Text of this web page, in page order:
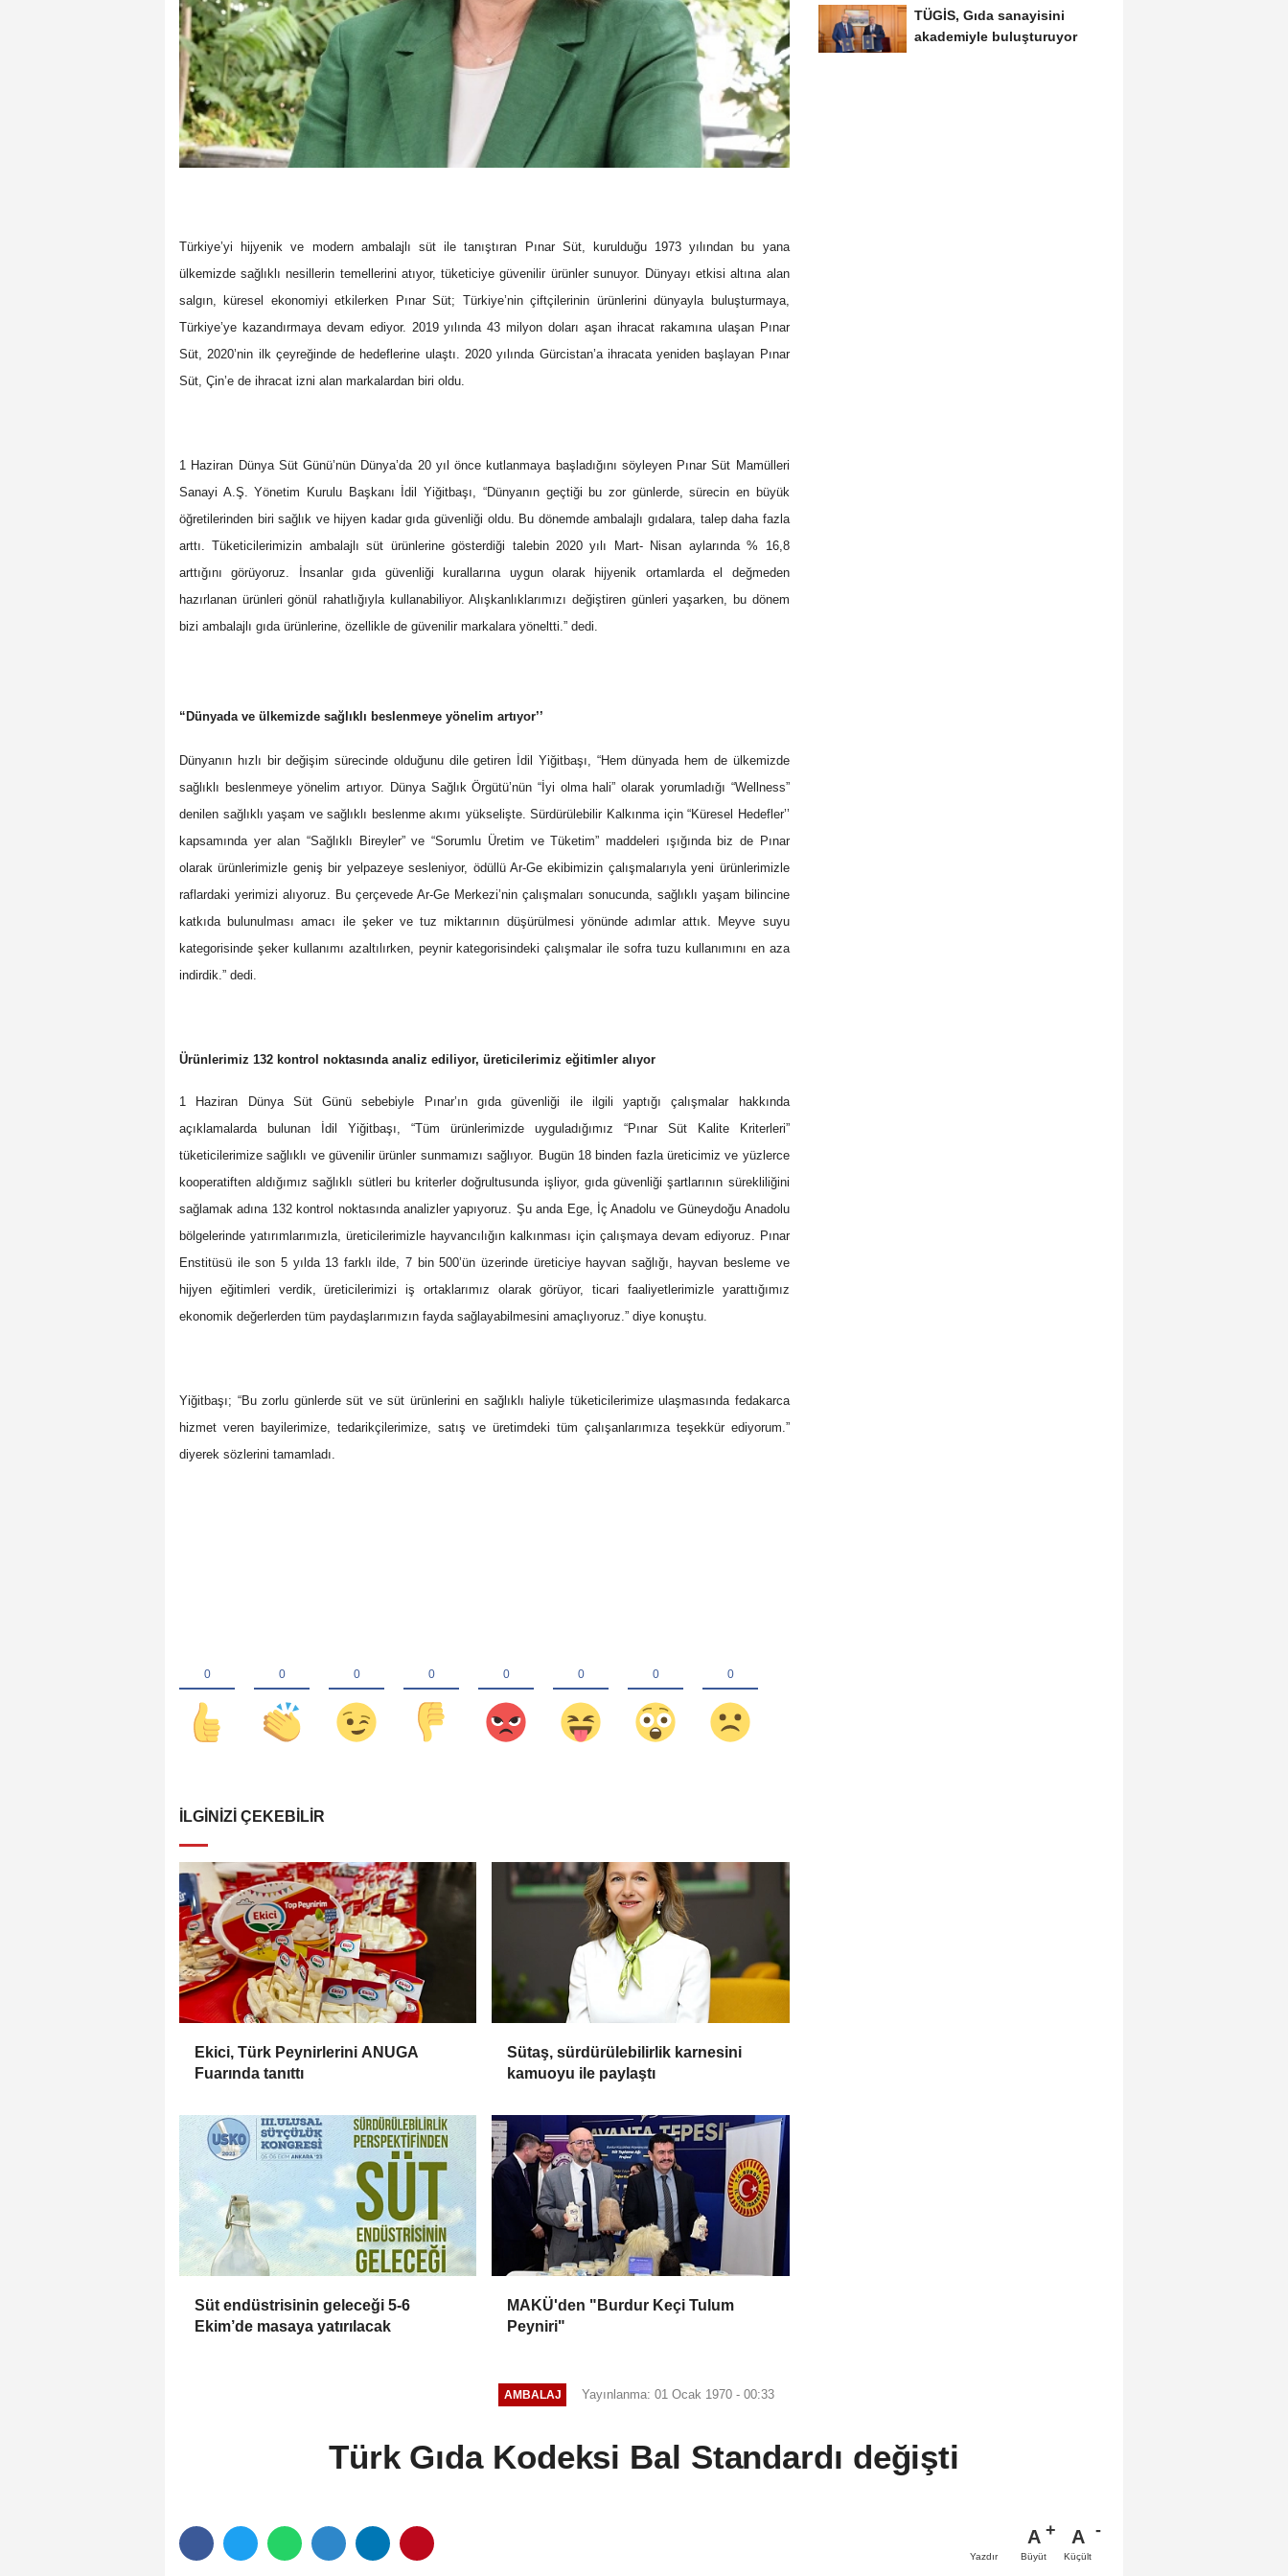
Türkiye’yi hijyenik ve modern ambalajlı süt ile tanıştıran Pınar Süt, kurulduğu 1973 yılından bu yana
ülkemizde sağlıklı nesillerin temellerini atıyor, tüketiciye güvenilir ürünler sunuyor. Dünyayı etkisi altına alan
salgın, küresel ekonomiyi etkilerken Pınar Süt; Türkiye’nin çiftçilerinin ürünlerini dünyayla buluşturmaya,
Türkiye’ye kazandırmaya devam ediyor. 2019 yılında 43 milyon doları aşan ihracat rakamına ulaşan Pınar
Süt, 2020’nin ilk çeyreğinde de hedeflerine ulaştı. 2020 yılında Gürcistan’a ihracata yeniden başlayan Pınar
Süt, Çin’e de ihracat izni alan markalardan biri oldu.
1 Haziran Dünya Süt Günü’nün Dünya’da 20 yıl önce kutlanmaya başladığını söyleyen Pınar Süt Mamülleri
Sanayi A.Ş. Yönetim Kurulu Başkanı İdil Yiğitbaşı, “Dünyanın geçtiği bu zor günlerde, sürecin en büyük
öğretilerinden biri sağlık ve hijyen kadar gıda güvenliği oldu. Bu dönemde ambalajlı gıdalara, talep daha fazla
arttı. Tüketicilerimizin ambalajlı süt ürünlerine gösterdiği talebin 2020 yılı Mart- Nisan aylarında % 16,8
arttığını görüyoruz. İnsanlar gıda güvenliği kurallarına uygun olarak hijyenik ortamlarda el değmeden
hazırlanan ürünleri gönül rahatlığıyla kullanabiliyor. Alışkanlıklarımızı değiştiren günleri yaşarken, bu dönem
bizi ambalajlı gıda ürünlerine, özellikle de güvenilir markalara yöneltti.” dedi.
“Dünyada ve ülkemizde sağlıklı beslenmeye yönelim artıyor’’
Dünyanın hızlı bir değişim sürecinde olduğunu dile getiren İdil Yiğitbaşı, “Hem dünyada hem de ülkemizde
sağlıklı beslenmeye yönelim artıyor. Dünya Sağlık Örgütü’nün “İyi olma hali” olarak yorumladığı “Wellness”
denilen sağlıklı yaşam ve sağlıklı beslenme akımı yükselişte. Sürdürülebilir Kalkınma için “Küresel Hedefler’’
kapsamında yer alan “Sağlıklı Bireyler” ve “Sorumlu Üretim ve Tüketim” maddeleri ışığında biz de Pınar
olarak ürünlerimizle geniş bir yelpazeye sesleniyor, ödüllü Ar-Ge ekibimizin çalışmalarıyla yeni ürünlerimizle
raflardaki yerimizi alıyoruz. Bu çerçevede Ar-Ge Merkezi’nin çalışmaları sonucunda, sağlıklı yaşam bilincine
katkıda bulunulması amacı ile şeker ve tuz miktarının düşürülmesi yönünde adımlar attık. Meyve suyu
kategorisinde şeker kullanımı azaltılırken, peynir kategorisindeki çalışmalar ile sofra tuzu kullanımını en aza
indirdik.” dedi.
Ürünlerimiz 132 kontrol noktasında analiz ediliyor, üreticilerimiz eğitimler alıyor
1 Haziran Dünya Süt Günü sebebiyle Pınar’ın gıda güvenliği ile ilgili yaptığı çalışmalar hakkında
açıklamalarda bulunan İdil Yiğitbaşı, “Tüm ürünlerimizde uyguladığımız “Pınar Süt Kalite Kriterleri”
tüketicilerimize sağlıklı ve güvenilir ürünler sunmamızı sağlıyor. Bugün 18 binden fazla üreticimiz ve yüzlerce
kooperatiften aldığımız sağlıklı sütleri bu kriterler doğrultusunda işliyor, gıda güvenliği şartlarının sürekliliğini
sağlamak adına 132 kontrol noktasında analizler yapıyoruz. Şu anda Ege, İç Anadolu ve Güneydoğu Anadolu
bölgelerinde yatırımlarımızla, üreticilerimizle hayvancılığın kalkınması için çalışmaya devam ediyoruz. Pınar
Enstitüsü ile son 5 yılda 13 farklı ilde, 7 bin 500’ün üzerinde üreticiye hayvan sağlığı, hayvan besleme ve
hijyen eğitimleri verdik, üreticilerimizi iş ortaklarımız olarak görüyor, ticari faaliyetlerimizle yarattığımız
ekonomik değerlerden tüm paydaşlarımızın fayda sağlayabilmesini amaçlıyoruz.” diye konuştu.
Yiğitbaşı; “Bu zorlu günlerde süt ve süt ürünlerini en sağlıklı haliyle tüketicilerimize ulaşmasında fedakarca
hizmet veren bayilerimize, tedarikçilerimize, satış ve üretimdeki tüm çalışanlarımıza teşekkür ediyorum.”
diyerek sözlerini tamamladı.
İLGINIZI ÇEKEBILIR
Ekici, Türk Peynirlerini ANUGA
Fuarında tanıttı
Sütaş, sürdürülebilirlik karnesini
kamuoyu ile paylaştı
Süt endüstrisinin geleceği 5-6
Ekim’de masaya yatırılacak
MAKÜ'den "Burdur Keçi Tulum
Peyniri"
TÜGİS, Gıda sanayisini
akademiyle buluşturuyor
AMBALAJ Yayınlanma: 01 Ocak 1970 - 00:33
Türk Gıda Kodeksi Bal Standardı değişti
Yazdır
A
Büyüt
A
Küçült